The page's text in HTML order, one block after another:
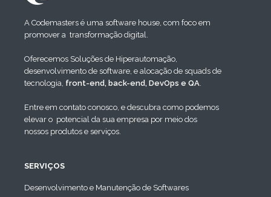
A Codemasters é uma software house, com foco em
promover a transformação digital.
Oferecemos Soluções de Hiperautomação,
desenvolvimento de software, e alocação de squads de
tecnologia, front-end, back-end, DevOps e QA.
Entre em contato conosco, e descubra como podemos
elevar o potencial da sua empresa por meio dos
nossos produtos e serviços.
SERVIÇOS
Desenvolvimento e Manutenção de Softwares